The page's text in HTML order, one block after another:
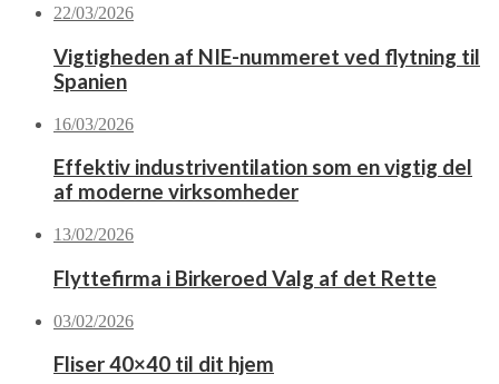
22/03/2026
Vigtigheden af NIE-nummeret ved flytning til
Spanien
16/03/2026
Effektiv industriventilation som en vigtig del
af moderne virksomheder
13/02/2026
Flyttefirma i Birkeroed Valg af det Rette
03/02/2026
Fliser 40×40 til dit hjem